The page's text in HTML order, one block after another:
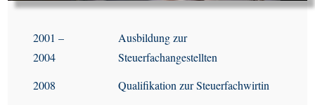
2001 –
2004
Ausbildung zur
Steuerfachangestellten
2008
Qualifikation zur Steuerfachwirtin